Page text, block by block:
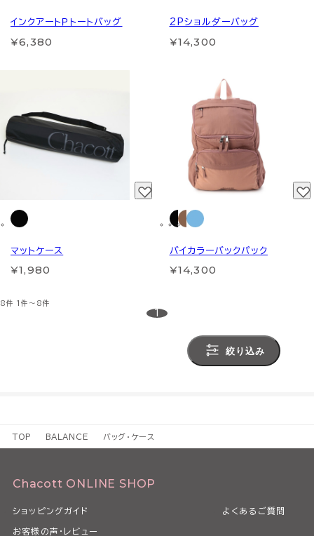
インクアートＰトートバッグ
¥6,380
2Pショルダーバッグ
¥14,300
マットケース
¥1,980
バイカラーバックパック
¥14,300
8件 1件～8件
1
絞り込み
TOP BALANCE バッグ・ケース
Chacott ONLINE SHOP
ショッピングガイド よくあるご質問
お客様の声・レビュー